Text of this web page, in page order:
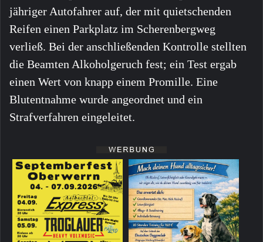
jähriger Autofahrer auf, der mit quietschenden
Reifen einen Parkplatz im Scherenbergweg
verließ. Bei der anschließenden Kontrolle stellten
die Beamten Alkoholgeruch fest; ein Test ergab
einen Wert von knapp einem Promille. Eine
Blutentnahme wurde angeordnet und ein
Strafverfahren eingeleitet.